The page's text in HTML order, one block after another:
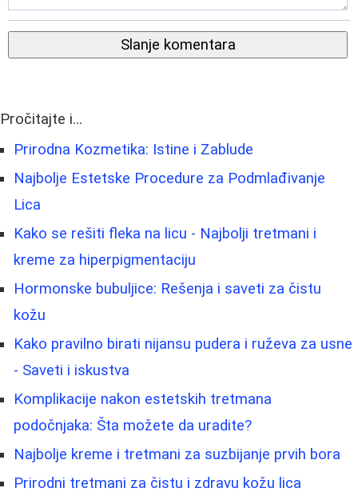
Slanje komentara
Pročitajte i...
Prirodna Kozmetika: Istine i Zablude
Najbolje Estetske Procedure za Podmlađivanje
Lica
Kako se rešiti fleka na licu - Najbolji tretmani i
kreme za hiperpigmentaciju
Hormonske bubuljice: Rešenja i saveti za čistu
kožu
Kako pravilno birati nijansu pudera i ruževa za usne
- Saveti i iskustva
Komplikacije nakon estetskih tretmana
podočnjaka: Šta možete da uradite?
Najbolje kreme i tretmani za suzbijanje prvih bora
Prirodni tretmani za čistu i zdravu kožu lica